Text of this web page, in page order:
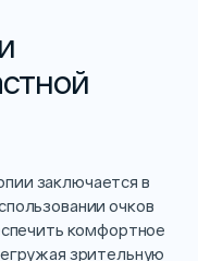
заключается в
очков
комфортное
зрительную